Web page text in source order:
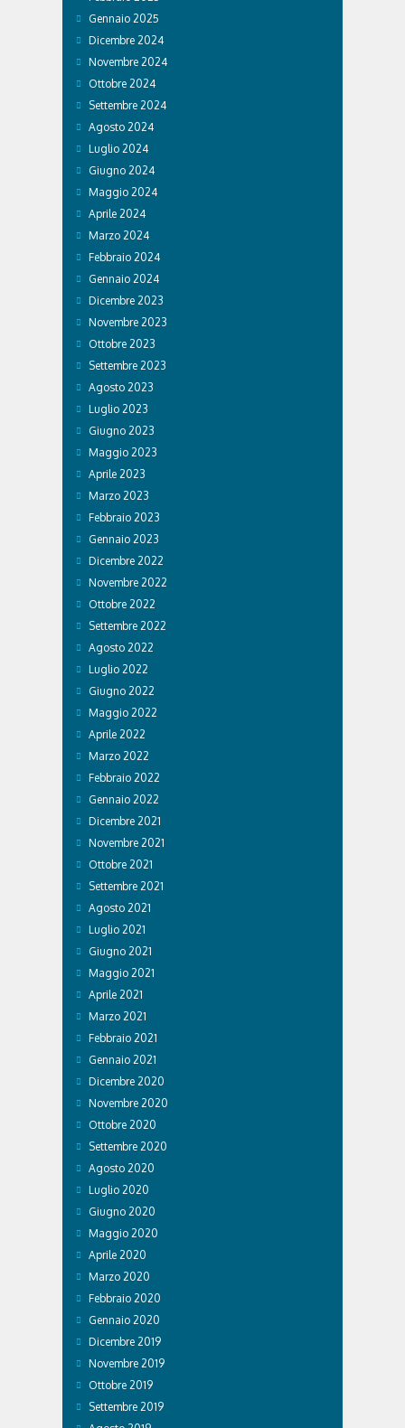
Gennaio 2025
Dicembre 2024
Novembre 2024
Ottobre 2024
Settembre 2024
Agosto 2024
Luglio 2024
Giugno 2024
Maggio 2024
Aprile 2024
Marzo 2024
Febbraio 2024
Gennaio 2024
Dicembre 2023
Novembre 2023
Ottobre 2023
Settembre 2023
Agosto 2023
Luglio 2023
Giugno 2023
Maggio 2023
Aprile 2023
Marzo 2023
Febbraio 2023
Gennaio 2023
Dicembre 2022
Novembre 2022
Ottobre 2022
Settembre 2022
Agosto 2022
Luglio 2022
Giugno 2022
Maggio 2022
Aprile 2022
Marzo 2022
Febbraio 2022
Gennaio 2022
Dicembre 2021
Novembre 2021
Ottobre 2021
Settembre 2021
Agosto 2021
Luglio 2021
Giugno 2021
Maggio 2021
Aprile 2021
Marzo 2021
Febbraio 2021
Gennaio 2021
Dicembre 2020
Novembre 2020
Ottobre 2020
Settembre 2020
Agosto 2020
Luglio 2020
Giugno 2020
Maggio 2020
Aprile 2020
Marzo 2020
Febbraio 2020
Gennaio 2020
Dicembre 2019
Novembre 2019
Ottobre 2019
Settembre 2019